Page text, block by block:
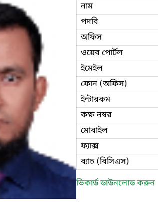
নাম
পদবি
অফিস
ওয়েব পোর্টল
ইমেইল
ফোন (অফিস)
ইন্টারকম
কক্ষ নম্বর
মোবাইল
ফ্যাক্স
ব্যাচ (বিসিএস)
ভিকার্ড ডাউনলোড করুন